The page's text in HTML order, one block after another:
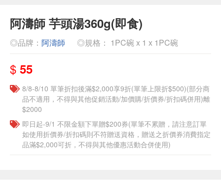
阿濤師 芋頭湯360g(即食)
◎品牌： 阿濤師 ◎規格： 1PC碗 x 1 x 1PC碗
$ 55
8/8-8/10 單筆折扣後滿$2,000享9折(單筆上限折$500)(部分商
品不適用，不得與其他促銷活動/加價購/折價券/折扣碼併用)離
$2000
即日起-9/1 不限金額下單贈$200券(單筆不累贈，請注意訂單
如使用折價券/折扣碼則不符贈送資格，贈送之折價券消費指定
品滿$2,000可折，不得與其他優惠活動合併使用)